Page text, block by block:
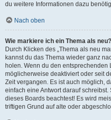
du weitere Informationen dazu
Nach oben
Wie markiere ich ein Thema als neu?
Durch Klicken des „Thema als neu
kannst du das Thema wieder ganz
holen. Wenn du den
möglicherweise deaktiviert oder seit
Zeit vergangen. Es ist auch möglich,
einfach eine Antwort darauf
dieses Boards beachtest! Es wird
triftigen Grund auf alte oder